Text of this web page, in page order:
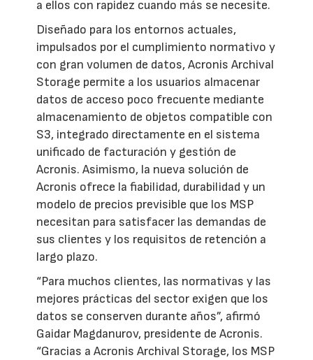
a ellos con rapidez cuando más se necesite.
Diseñado para los entornos actuales,
impulsados por el cumplimiento normativo y
con gran volumen de datos, Acronis Archival
Storage permite a los usuarios almacenar
datos de acceso poco frecuente mediante
almacenamiento de objetos compatible con
S3, integrado directamente en el sistema
unificado de facturación y gestión de
Acronis. Asimismo, la nueva solución de
Acronis ofrece la fiabilidad, durabilidad y un
modelo de precios previsible que los MSP
necesitan para satisfacer las demandas de
sus clientes y los requisitos de retención a
largo plazo.
“Para muchos clientes, las normativas y las
mejores prácticas del sector exigen que los
datos se conserven durante años”, afirmó
Gaidar Magdanurov, presidente de Acronis.
“Gracias a Acronis Archival Storage, los MSP